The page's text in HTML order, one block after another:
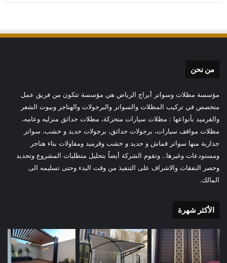
من نحن
مؤسسة مظلات وسواتر أبراج الرياض هي مؤسسة تتكون من فريق عمل
متخصص في تركيب المظلات والسواتر والبرجولات والهناجر وبيوت الشعر
والقرميد بأنواعها : مظلات سيارات متحركة، مظلات حدائق منزليه وعامه،
مظلات مواقف سيارات، برجولات حدائق، برجولات حديد و خشب، سواتر
جدارية منها سواتر قماش و حديد و خشب وقرميد ومقاولات بناء هناجر
ومستودعات وغيرها.. وتقوم الشركة أيضاً بتحليل متطلبات المشروع وتحديد
وحصر النفقات والاشراف على التنفيذ من وقت البدء وحتى تسليمه الى
المالك.
الأكثر شهرة